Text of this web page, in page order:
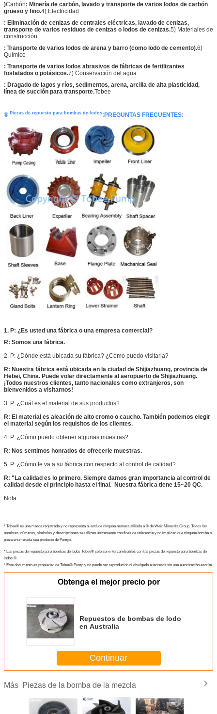
)Carbón: Minería de carbón, lavado y transporte de varios lodos de carbón
grueso y fino.4) Electricidad
: Eliminación de cenizas de centrales eléctricas, lavado de cenizas,
transporte de varios residuos de cenizas o lodos de cenizas.5) Materiales de
construcción
: Transporte de varios lodos de arena y barro (como lodo de cemento).6)
Químico
: Transporte de varios lodos abrasivos de fábricas de fertilizantes
fosfatados o potásicos.7) Conservación del agua
: Dragado de lagos y ríos, sedimentos, arena, arcilla de alta plasticidad,
línea de succión para transporte.Tobee
® Piezas de repuesto para bombas de lodos:PREGUNTAS FRECUENTES:
1. P: ¿Es usted una fábrica o una empresa comercial?
R: Somos una fábrica.
2. P: ¿Dónde está ubicada su fábrica? ¿Cómo puedo visitarla?
R: Nuestra fábrica está ubicada en la ciudad de Shijiazhuang, provincia de
Hebei, China. Puede volar directamente al aeropuerto de Shijiazhuang.
¡Todos nuestros clientes, tanto nacionales como extranjeros, son
bienvenidos a visitarnos!
3. P: ¿Cuál es el material de sus productos?
R: El material es aleación de alto cromo o caucho. También podemos elegir
el material según los requisitos de los clientes.
4. P: ¿Cómo puedo obtener algunas muestras?
R: Nos sentimos honrados de ofrecerle muestras.
5. P: ¿Cómo le va a su fábrica con respecto al control de calidad?
R: "La calidad es lo primero. Siempre damos gran importancia al control de
calidad desde el principio hasta el final. Nuestra fábrica tiene 15~20 QC.
Nota:
* Tobee® es una marca registrada y no representa ni está de ninguna manera afiliada a ® de Weir Minerals Group. Todos los
nombres, números, símbolos y descripciones se utilizan únicamente con fines de referencia y no implican que ninguna bomba o
pieza enumerada sea producto de Pumps.
* Las piezas de repuesto para bombas de lodos Tobee® solo son intercambiables con las piezas de repuesto para bombas de
lodos ®.
* Este documento es propiedad de Tobee® Pump y no puede ser reproducido ni divulgado a terceros sin una autorización escrita.
Obtenga el mejor precio por
Repuestos de bombas de lodo
en Australia
Continuar
Más Piezas de la bomba de la mezcla